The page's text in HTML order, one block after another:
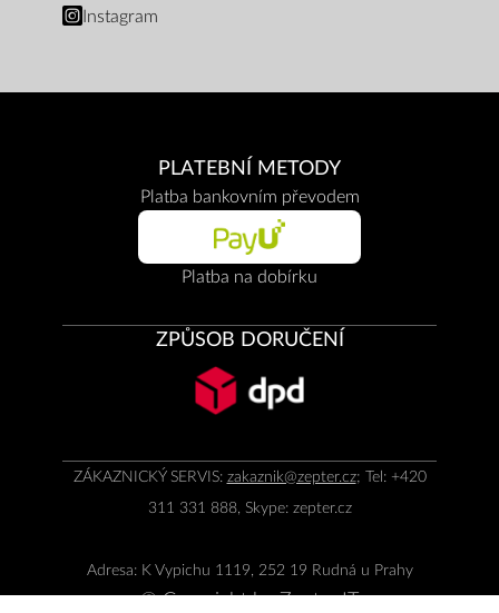
Instagram
PLATEBNÍ METODY
Platba bankovním převodem
Platba na dobírku
ZPŮSOB DORUČENÍ
ZÁKAZNICKÝ SERVIS: zakaznik@zepter.cz; Tel: +420
311 331 888, Skype: zepter.cz
Adresa: K Vypichu 1119, 252 19 Rudná u Prahy
© Copyright byZepter IT